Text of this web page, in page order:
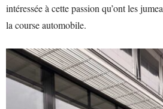
intéressée à cette passion qu’ont les
la course automobile.